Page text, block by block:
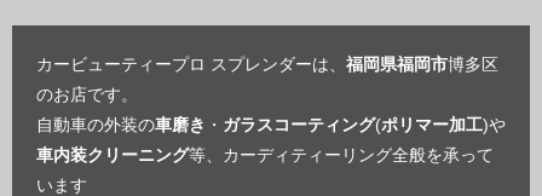
カービューティープロ スプレンダーは、 福岡県福岡市博多区
のお店です。
自動車の外装の車磨き ・ ガラスコーティング(ポリマー加工)や
車内装クリーニング等、カーディティーリング全般を承って
います